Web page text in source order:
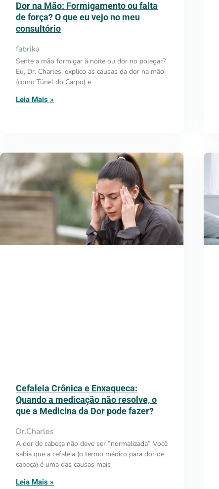
Dor na Mão: Formigamento ou falta
de força? O que eu vejo no meu
consultório
fabrika
Sente a mão formigar à noite ou dor no polegar?
Eu, Dr. Charles, explico as causas da dor na mão
(como Túnel do Carpo) e
Leia Mais »
Cefaleia Crônica e Enxaqueca:
Quando a medicação não resolve, o
que a Medicina da Dor pode fazer?
Dr.Charles
A dor de cabeça não deve ser “normalizada” Você
sabia que a cefaleia (o termo médico para dor de
cabeça) é uma das causas mais
Leia Mais »